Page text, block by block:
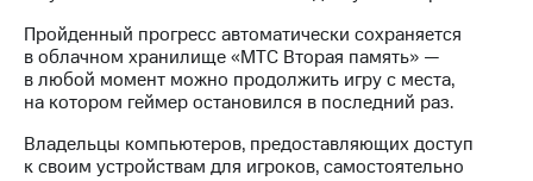
Дивиденды
Рынок
облигаций
Описание
Еврооблигации-2023
Уведомление
Пройденный прогресс автоматически сохраняется
в облачном хранилище «МТС Вторая память» —
в любой момент можно продолжить игру с места,
на котором геймер остановился в последний раз.
Владельцы компьютеров, предоставляющих доступ
к своим устройствам для игроков, самостоятельно